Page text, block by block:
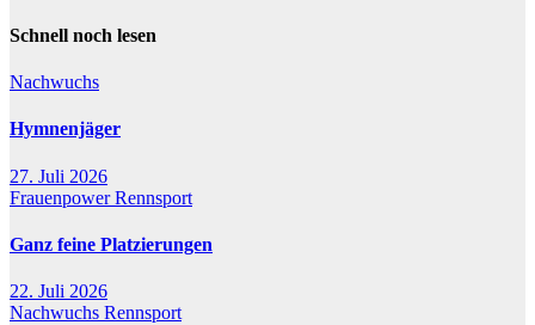
Schnell noch lesen
Nachwuchs
Hymnenjäger
27. Juli 2026
FrauenpowerRennsport
Ganz feine Platzierungen
22. Juli 2026
Nachwuchs Rennsport